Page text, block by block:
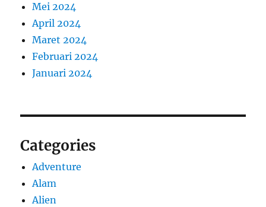
Mei 2024
April 2024
Maret 2024
Februari 2024
Januari 2024
Categories
Adventure
Alam
Alien